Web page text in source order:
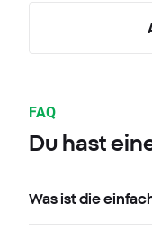
FAQ
Du hast
Was ist die